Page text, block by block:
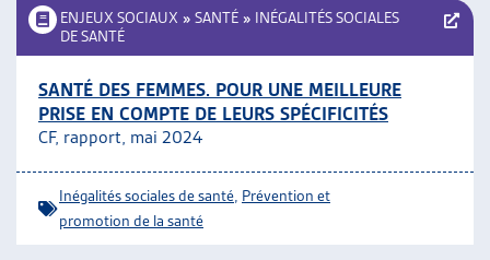
VEILLE
RESSOURCES
GUIDE SOCIAL ROMAND
AUTRES
L’ASSOCIATION
PROJETS ET ACTIVITÉS
ENJEUX SOCIAUX » SANTÉ » INÉGALITÉS SOCIALES
DE SANTÉ
SANTÉ DES FEMMES. POUR UNE MEILLEURE
PRISE EN COMPTE DE LEURS SPÉCIFICITÉS
CF, rapport, mai 2024
Inégalités sociales de santé Prévention et
promotion de la santé